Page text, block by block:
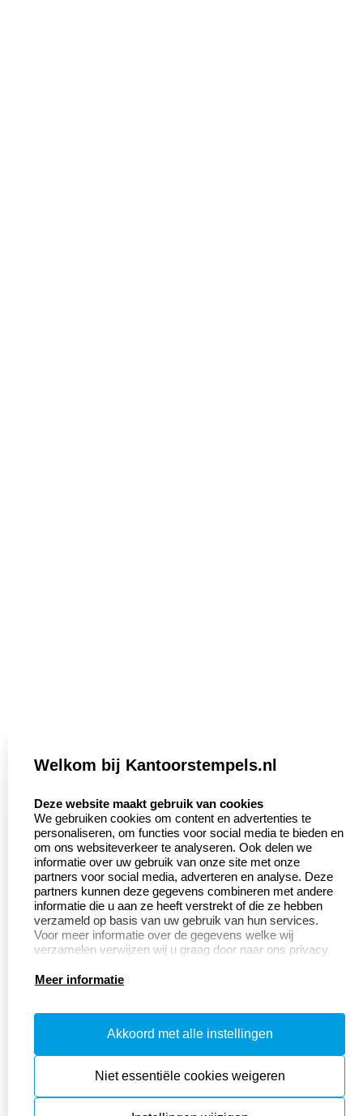
Welkom bij Kantoorstempels.nl
Deze website maakt gebruik van cookies
We gebruiken cookies om content en advertenties te
personaliseren, om functies voor social media te bieden en
om ons websiteverkeer te analyseren. Ook delen we
informatie over uw gebruik van onze site met onze
partners voor social media, adverteren en analyse. Deze
partners kunnen deze gegevens combineren met andere
informatie die u aan ze heeft verstrekt of die ze hebben
verzameld op basis van uw gebruik van hun services.
Voor meer informatie over de gegevens welke wij
verzamelen verwijzen wij u graag door naar ons privacy
Meer informatie
Akkoord met alle instellingen
Niet essentiële cookies weigeren